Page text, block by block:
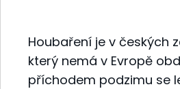
Houbaření je v českých
který nemá v Evropě
příchodem podzimu se